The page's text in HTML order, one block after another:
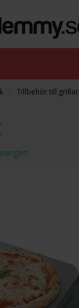
Tillbehör till grillar